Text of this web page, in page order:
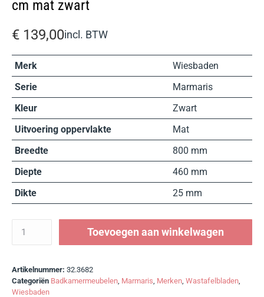
cm mat zwart
€ 139,00incl. BTW
Merk
Wiesbaden
Serie
Marmaris
Kleur
Zwart
Uitvoering oppervlakte
Mat
Breedte
800 mm
Diepte
460 mm
Dikte
25 mm
Toevoegen aan winkelwagen
Artikelnummer: 32.3682
Categoriën Badkamermeubelen, Marmaris, Merken, Wastafelbladen,
Wiesbaden